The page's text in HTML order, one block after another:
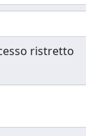
ristretto